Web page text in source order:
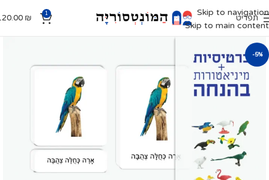
Skip to navigation
Skip to main content
תפריט 1
₪
-5%